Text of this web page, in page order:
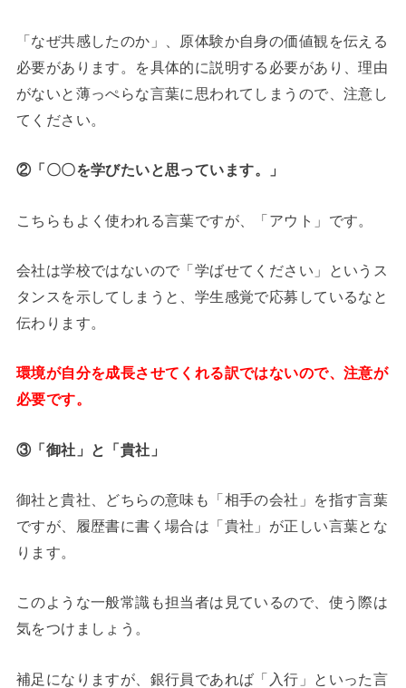
「なぜ共感したのか」、原体験か自身の価値観を伝える
必要があります。を具体的に説明する必要があり、理由
がないと薄っぺらな言葉に思われてしまうので、注意し
てください。
②「〇〇を学びたいと思っています。」
こちらもよく使われる言葉ですが、「アウト」です。
会社は学校ではないので「学ばせてください」というス
タンスを示してしまうと、学生感覚で応募しているなと
伝わります。
環境が自分を成長させてくれる訳ではないので、注意が
必要です。
③「御社」と「貴社」
御社と貴社、どちらの意味も「相手の会社」を指す言葉
ですが、履歴書に書く場合は「貴社」が正しい言葉とな
ります。
このような一般常識も担当者は見ているので、使う際は
気をつけましょう。
補足になりますが、銀行員であれば「入行」といった言